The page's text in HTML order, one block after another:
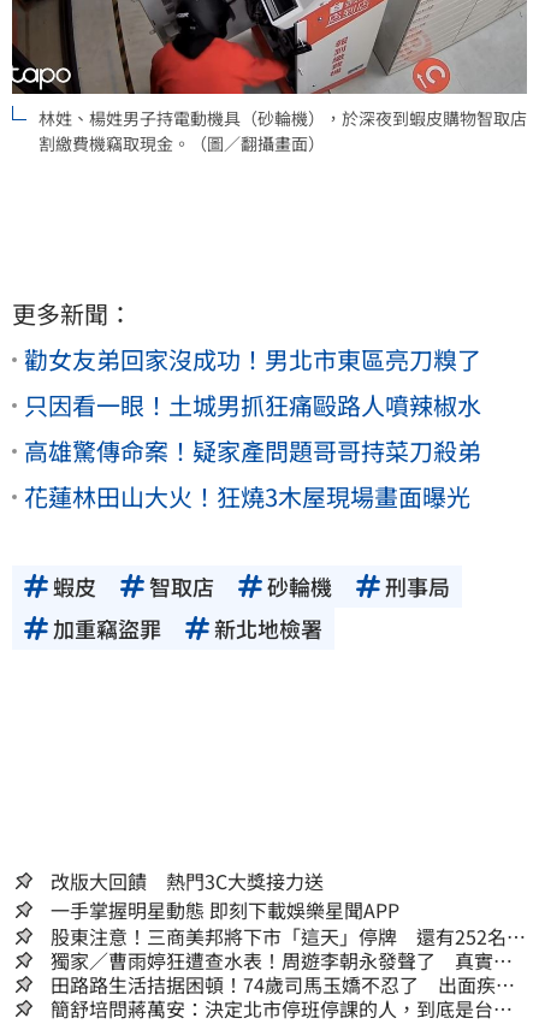
林姓、楊姓男子持電動機具（砂輪機），於深夜到蝦皮購物智取店
割繳費機竊取現金。（圖／翻攝畫面）
更多新聞：
勸女友弟回家沒成功！男北市東區亮刀糗了
只因看一眼！土城男抓狂痛毆路人噴辣椒水
高雄驚傳命案！疑家產問題哥哥持菜刀殺弟
花蓮林田山大火！狂燒3木屋現場畫面曝光
蝦皮 智取店 砂輪機
刑事局
加重竊盜罪
新北地檢署
改版大回饋 熱門3C大獎接力送
一手掌握明星動態 即刻下載娛樂星聞APP
股東注意！三商美邦將下市「這天」停牌 還有252名千
張大戶
獨家／曹雨婷狂遭查水表！周遊李朝永發聲了 真實看
法曝光
田路路生活拮据困頓！74歲司馬玉嬌不忍了 出面疾呼1
事
簡舒培問蔣萬安：決定北市停班停課的人，到底是台北